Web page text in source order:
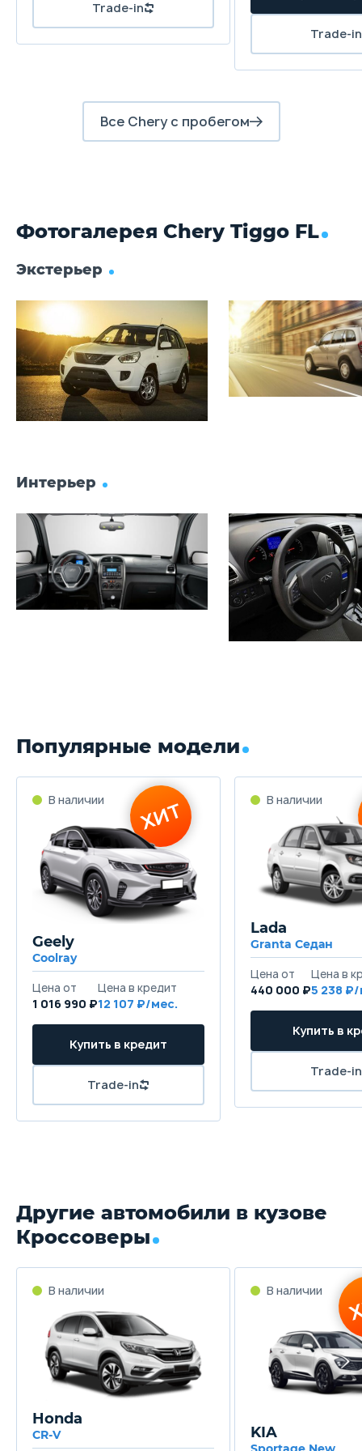
Trade-in
Trade-in
Все Chery с пробегом
Фотогалерея Chery Tiggo FL
Экстерьер
Интерьер
Популярные модели
Geely
Coolray
1 016 990 ₽12 107
Lada
Granta Седан
440 000 ₽5 238
Другие автомобили в кузове
Кроссоверы
Honda
CR-V KIA